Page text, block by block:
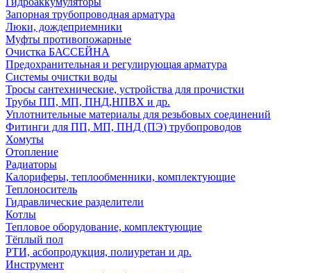
Запорная трубопроводная арматура
Люки, дождеприемники
Муфты противопожарные
Очистка БАССЕЙНА
Предохранительная и регулирующая арматура
Системы очистки воды
Тросы сантехнические, устройства для прочистки
Трубы ПП, МП, ПНД,НПВХ и др.
Уплотнительные материалы для резьбовых соединений
Фитинги для ПП, МП, ПНД (ПЭ) трубопроводов
Хомуты
Отопление
Радиаторы
Калориферы, теплообменники, комплектующие
Теплоноситель
Гидравлические разделители
Котлы
Тепловое оборудование, комплектующие
Тёплый пол
РТИ, асбопродукция, полиуретан и др.
Инструмент